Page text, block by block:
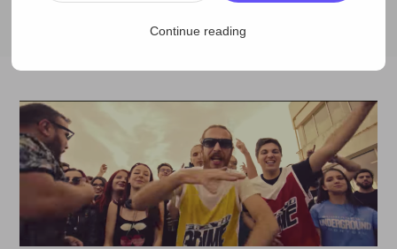
2017 > July > 20 > Istorie > Florin Ascultă Fratii Grime
Continue reading